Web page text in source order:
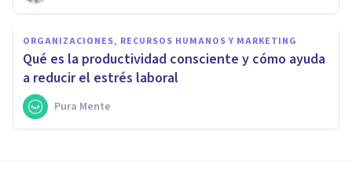
ORGANIZACIONES, RECURSOS HUMANOS Y MARKETING
Qué es la productividad consciente y cómo ayuda
a reducir el estrés laboral
Pura Mente